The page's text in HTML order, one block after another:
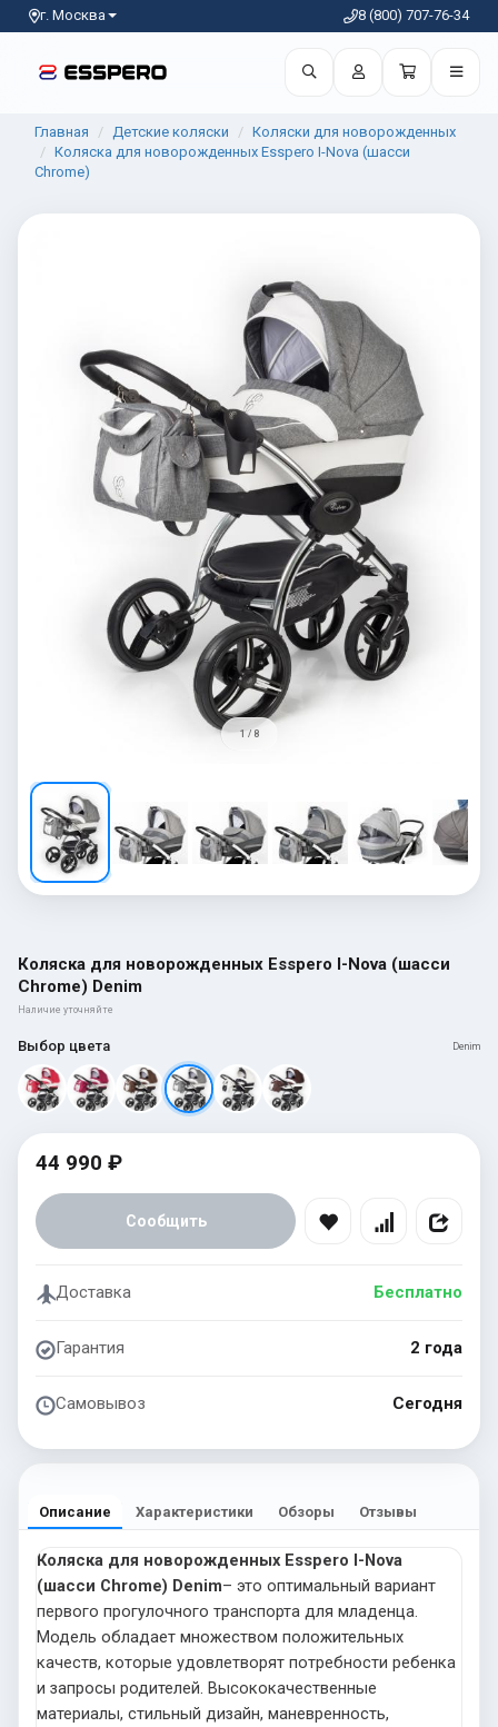
г. Москва 8 (800) 707-76-34
Главная Детские коляски
Коляски для новорожденных
Коляска для новорожденных Esspero I-Nova (шасси
Chrome)
1 / 8
Коляска для новорожденных Esspero I-Nova (шасси
Chrome) Denim
Наличие уточняйте
Выбор цвета Denim
44 990 ₽
Сообщить
Доставка Бесплатно
Гарантия 2 года
Самовывоз Сегодня
Описание Характеристики Обзоры Отзывы
Коляска для новорожденных Esspero I-Nova
(шасси Chrome) Denim– это оптимальный вариант
первого прогулочного транспорта для младенца.
Модель обладает множеством положительных
качеств, которые удовлетворят потребности ребенка
и запросы родителей. Высококачественные
материалы, стильный дизайн, маневренность,